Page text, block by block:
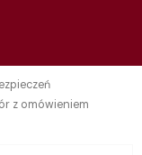
z omówieniem